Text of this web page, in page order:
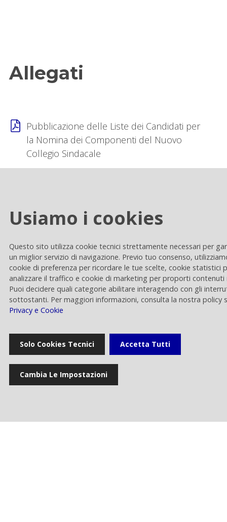
Allegati
Pubblicazione delle Liste dei Candidati per
la Nomina dei Componenti del Nuovo
Collegio Sindacale
Home
Comunicati stampa
News
Usiamo i cookies
Questo sito utilizza cookie tecnici strettamente necessari per
un miglior servizio di navigazione. Previo tuo consenso,
cookie di preferenza per ricordare le tue scelte, cookie statistici
analizzare il traffico e cookie di marketing per proporti contenuti
Puoi decidere quali categorie abilitare interagendo con gli
sottostanti. Per maggiori informazioni, consulta la nostra policy
Privacy e Cookie
Solo Cookies Tecnici Accetta Tutti
Cambia Le Impostazioni